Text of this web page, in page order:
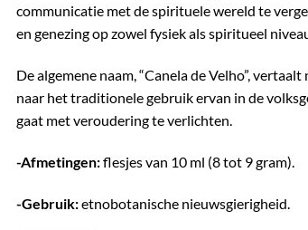
communicatie met de spirituele wereld te
en genezing op zowel fysiek als spiritueel
De algemene naam, “Canela de Velho”,
naar het traditionele gebruik ervan in de
gaat met veroudering te verlichten.
-Afmetingen:flesjes van 10 ml (8 tot 9 gram).
-Gebruik:etnobotanische nieuwsgierigheid.